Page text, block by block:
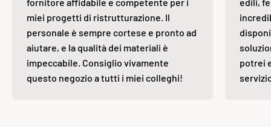
miei progetti di ristrutturazione. Il
personale è sempre cortese e pronto ad
aiutare, e la qualità dei materiali è
impeccabile. Consiglio vivamente
questo negozio a tutti i miei colleghi!
potrei